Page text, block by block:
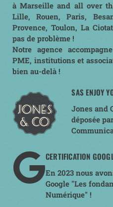
à Marseille and all over
Lille, Rouen, Paris,
Provence, Toulon, La
pas de problème !
Notre agence
PME, institutions et
bien au-delà !
SAS ENJOY
Jones and
déposée
CERTIFICATION
En 2023 nous
Google "Les
Numérique" !